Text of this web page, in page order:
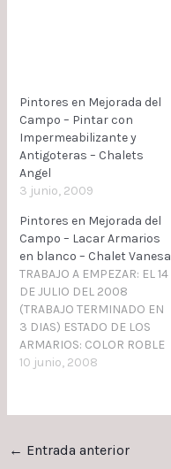
Pintores en Mejorada del
Campo – Pintar con
Impermeabilizante y
Antigoteras – Chalets
Angel
3 junio, 2009
Pintores en Mejorada del
Campo – Lacar Armarios
en blanco – Chalet Vanesa
TRABAJO A EMPEZAR: EL 14
DE JULIO DEL 2008
(TRABAJO TERMINADO EN
3 DIAS) ESTADO DE LOS
ARMARIOS: COLOR ROBLE
TRABAJO A REALIZAR:
EN COLOR BLANCO
PINTAR 4 ARMARIOS 1
10 junio, 2008
← Entrada anterior